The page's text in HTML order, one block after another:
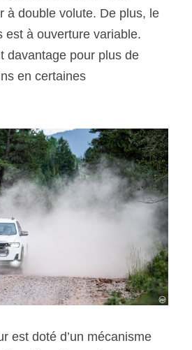
à double volute. De plus, le
est à ouverture variable.
davantage pour plus de
en certaines
est doté d’un mécanisme